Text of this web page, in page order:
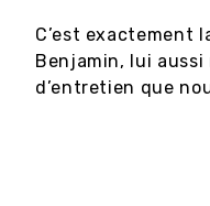
C’est exactement
Benjamin, lui
d’entretien que